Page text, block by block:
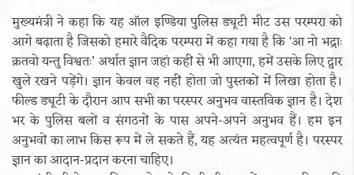
मुख्यमंत्री ने कहा कि यह ऑल इण्डिया पुलिस ड्यूटी मीट उस परम्परा को
आगे बढ़ाता है जिसको हमारे वैदिक परम्परा में कहा गया है कि ‘आ नो भद्राः
क्रतवो यन्तु विश्वतः’ अर्थात ज्ञान जहां कहीं से भी आएगा, हमें उसके लिए द्वार
खुले रखने पड़ेंगे। ज्ञान केवल वह नहीं होता जो पुस्तकों में लिखा होता है।
फील्ड ड्यूटी के दौरान आप सभी का परस्पर अनुभव वास्तविक ज्ञान है। देश
भर के पुलिस बलों व संगठनों के पास अपने-अपने अनुभव हैं। हम इन
अनुभवों का लाभ किस रूप में ले सकते हैं, यह अत्यंत महत्वपूर्ण है। परस्पर
ज्ञान का आदान-प्रदान करना चाहिए।